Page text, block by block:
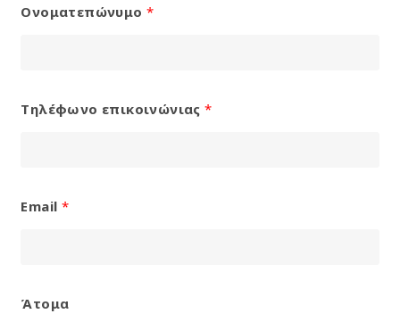
Ονοματεπώνυμο*
Τηλέφωνο επικοινώνιας*
Email *
Άτομα